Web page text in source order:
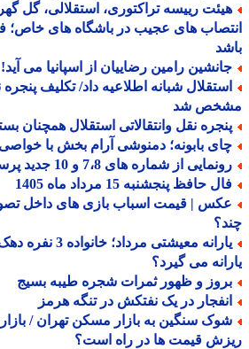
رییسه تراکتوری، استقلالی، گل گهری
های عجیب در باشگاه های خاص؛
رامین رضاییان از اسپانیا می آید!
شبانه اطلاعیه داد/ تکلیف پنجره
شد
نقل وانتقالاتی استقلال همچنان
بابونه؛ دمنوشی آرام بخش با خواصی
از شماره های 7،8 و 10 جدید پرسپولیس
حافظ پنجشنبه 15 مرداد ماه 1405
| قیمت اسباب بازی های داخل تصویر
می گیرد؟
و ظهور ثمرات شجره طیبه بسیج
در یک نفتکش در تنگه هرمز
سنگین به بازار مسکن تهران / بازار
قیمت ها در راه است؟